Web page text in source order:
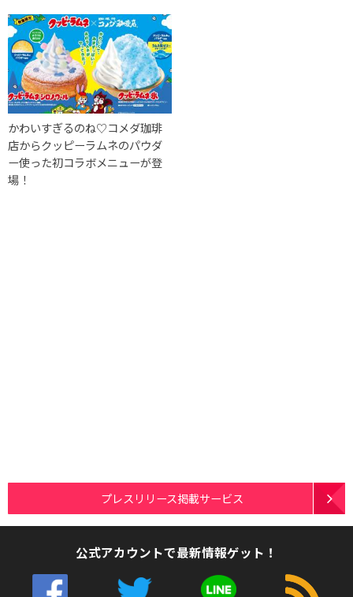
かわいすぎるのね♡コメダ珈琲
店からクッピーラムネのパウダ
ー使った初コラボメニューが登
場！
プレスリリース掲載サービス
公式アカウントで最新情報ゲット！